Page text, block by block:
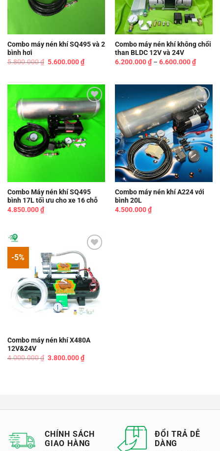
Combo máy nén khí SQ495 và 2
bình hơi
5.800.000₫ Giá
5.600.000₫Giá
hiện
5.600.000 ₫.
Combo máy nén khí không chổi
than BLDC 12V và 24V
6.200.000₫ – 6.600.000₫Khoảng
giá:
đến
Add to
wishlist
Combo Máy nén khí SQ495
bình 17L tối ưu cho xe 16 chỗ
4.850.000₫
Add to
wishlist
Combo máy nén khí A224 với
bình 20L
4.500.000₫
-5%
Add to
wishlist
Combo máy nén khí X480A
12V&24V
4.000.000₫ Giá
3.800.000₫Giá
hiện
CHÍNH SÁCH
GIAO HÀNG
ĐỔI TRẢ DỄ
DÀNG